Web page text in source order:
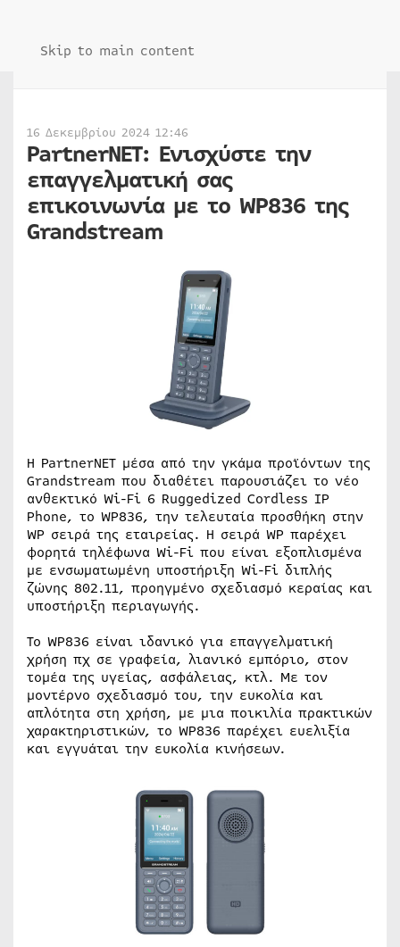
Skip to main content
16 Δεκεμβρίου 2024 12:46
PartnerNET: Ενισχύστε την
επαγγελματική σας
επικοινωνία με το WP836 της
Grandstream
Η PartnerNET μέσα από την γκάμα προϊόντων της
Grandstream που διαθέτει παρουσιάζει το νέο
ανθεκτικό Wi-Fi 6 Ruggedized Cordless IP
Phone, το WP836, την τελευταία προσθήκη στην
WP σειρά της εταιρείας. Η σειρά WP παρέχει
φορητά τηλέφωνα Wi-Fi που είναι εξοπλισμένα
με ενσωματωμένη υποστήριξη Wi-Fi διπλής
ζώνης 802.11, προηγμένο σχεδιασμό κεραίας και
υποστήριξη περιαγωγής.
Το WP836 είναι ιδανικό για επαγγελματική
χρήση πχ σε γραφεία, λιανικό εμπόριο, στον
τομέα της υγείας, ασφάλειας, κτλ. Με τον
μοντέρνο σχεδιασμό του, την ευκολία και
απλότητα στη χρήση, με μια ποικιλία πρακτικών
χαρακτηριστικών, το WP836 παρέχει ευελιξία
και εγγυάται την ευκολία κινήσεων.